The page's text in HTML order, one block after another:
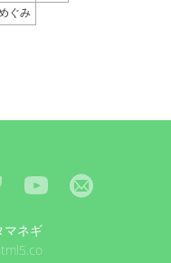
ぐみ
ネギ